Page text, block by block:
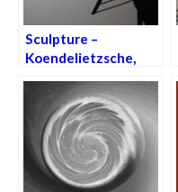
Sculpture –
Koendelietzsche,
mouvement